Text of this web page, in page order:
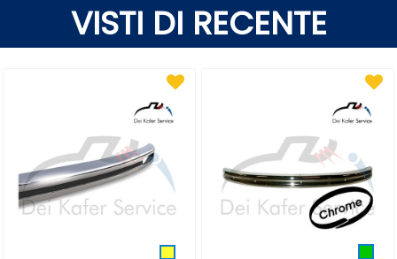
VISTI DI RECENTE